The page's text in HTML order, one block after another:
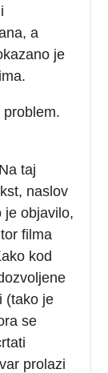
a
je
taj
naslov
je objavilo,
filma
kod
(tako je
se
prolazi